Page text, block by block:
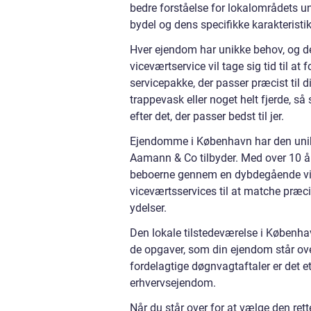
bedre forståelse for lokalområdets
bydel og dens specifikke
Hver ejendom har unikke behov, og
viceværtservice vil tage sig tid til at
servicepakke, der passer præcist til
trappevask eller noget helt fjerde,
efter det, der passer bedst til jer.
Ejendomme i København har den
Aamann & Co tilbyder. Med over 10
beboerne gennem en
viceværtsservices til at matche
ydelser.
Den lokale tilstedeværelse i
de opgaver, som din ejendom står
fordelagtige døgnvagtaftaler er det
erhvervsejendom.
Når du står over for at vælge den